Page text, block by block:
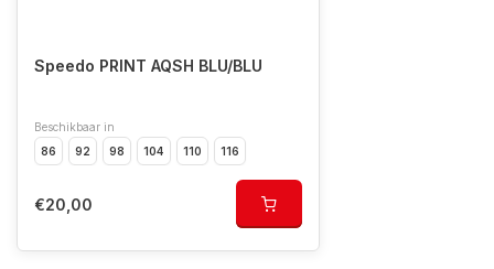
Speedo PRINT AQSH BLU/BLU
Beschikbaar in
86
92 98 104 110 116
€20,00